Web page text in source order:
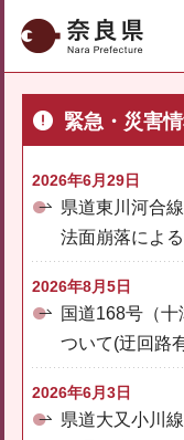
奈良県
緊急・災害
2026年6月29日
県道東川河合
法面崩落によ
2026年8月5日
国道168号（
ついて(迂回路
2026年6月3日
県道大又小川